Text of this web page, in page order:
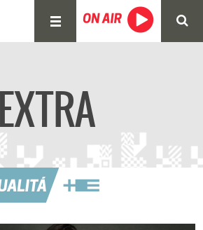
EXTRA